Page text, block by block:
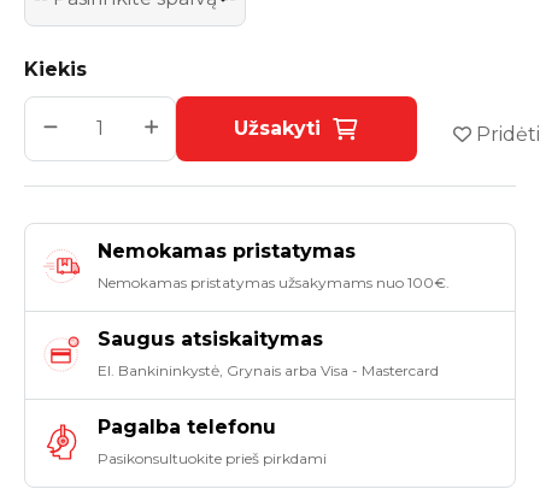
Kiekis
Užsakyti
Nemokamas pristatymas
Nemokamas pristatymas užsakymams nuo 100€.
Saugus atsiskaitymas
El. Bankininkystė, Grynais arba Visa - Mastercard
Pagalba telefonu
Pasikonsultuokite prieš pirkdami